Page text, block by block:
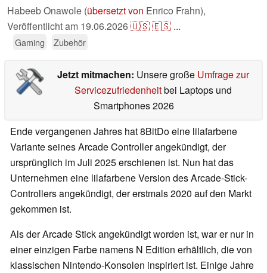
Habeeb Onawole (übersetzt von Enrico Frahn),
Veröffentlicht am 19.06.2026🇺🇸🇪🇸 ...
Gaming Zubehör
Jetzt mitmachen: Unsere große Umfrage zur
Servicezufriedenheitbei Laptops und
Smartphones 2026
Ende vergangenen Jahres hat 8BitDo eine lilafarbene
Variante seines Arcade Controller angekündigt, der
ursprünglich im Juli 2025 erschienen ist. Nun hat das
Unternehmen eine lilafarbene Version des Arcade-Stick-
Controllers angekündigt, der erstmals 2020 auf den Markt
gekommen ist.
Als der Arcade Stick angekündigt worden ist, war er nur in
einer einzigen Farbe namens N Edition erhältlich, die von
klassischen Nintendo-Konsolen inspiriert ist. Einige Jahre